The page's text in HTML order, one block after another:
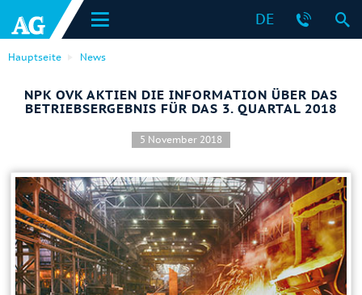
DE
Hauptseite News
NPK OVK AKTIEN DIE INFORMATION ÜBER DAS
BETRIEBSERGEBNIS FÜR DAS 3. QUARTAL 2018
5 November 2018